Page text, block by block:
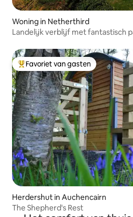
Woning in Netherthird
Landelijk verblijf met fantastisch
Topfavoriet van gasten
Favoriet van gasten
Herdershut in Auchencairn
The Shepherd's Rest